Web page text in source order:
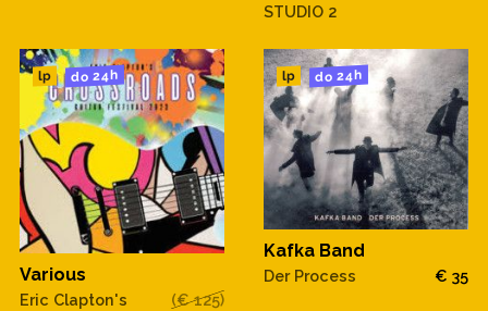
STUDIO 2
lp do 24h
Various
Eric Clapton's
(€ 125)
lp do 24h
Kafka Band
Der Process € 35